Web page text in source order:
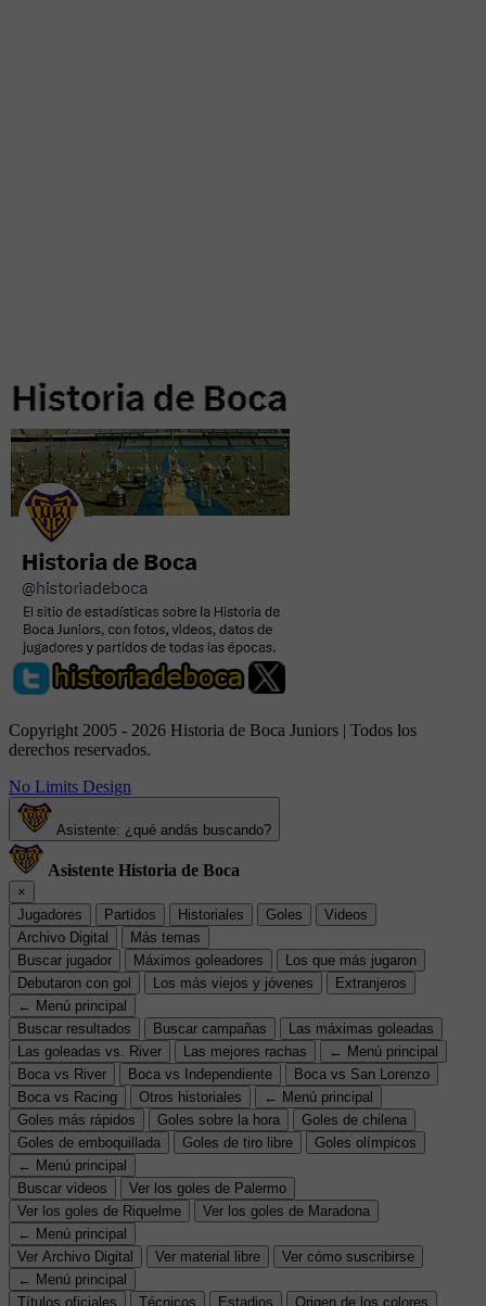
Copyright 2005 - 2026 Historia de Boca Juniors | Todos los
derechos reservados.
No Limits Design
Asistente: ¿qué andás buscando?
Asistente Historia de Boca
×
Jugadores
Partidos Historiales Goles
Videos
Archivo Digital
Más temas
Buscar jugador
Máximos goleadores
Los que más jugaron
Debutaron con gol
Los más viejos y jóvenes
Extranjeros
← Menú principal
Buscar resultados
Buscar campañas
Las máximas goleadas
Las goleadas vs. River
Las mejores rachas
← Menú principal
Boca vs River
Boca vs Independiente
Boca vs San Lorenzo
Boca vs Racing
Otros historiales
← Menú principal
Goles más rápidos
Goles sobre la hora
Goles de chilena
Goles de emboquillada
Goles de tiro libre
Goles olímpicos
← Menú principal
Buscar videos
Ver los goles de Palermo
Ver los goles de Riquelme
Ver los goles de Maradona
← Menú principal
Ver Archivo Digital
Ver material libre
Ver cómo suscribirse
← Menú principal
Títulos oficiales
Técnicos Estadios
Origen de los colores